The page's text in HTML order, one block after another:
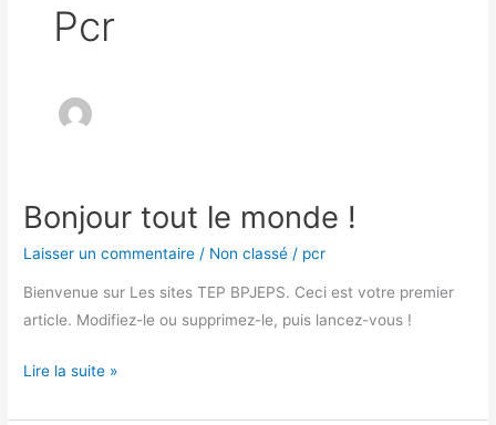
Pcr
Bonjour tout le monde !
Laisser un commentaire / Non classé / pcr
Bienvenue sur Les sites TEP BPJEPS. Ceci est votre premier
article. Modifiez-le ou supprimez-le, puis lancez-vous !
Bonjour
monde !
Lire la suite »